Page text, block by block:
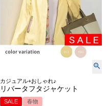
カジュアル+おしゃれ♪
リバータフタジャケット
SALE 春物